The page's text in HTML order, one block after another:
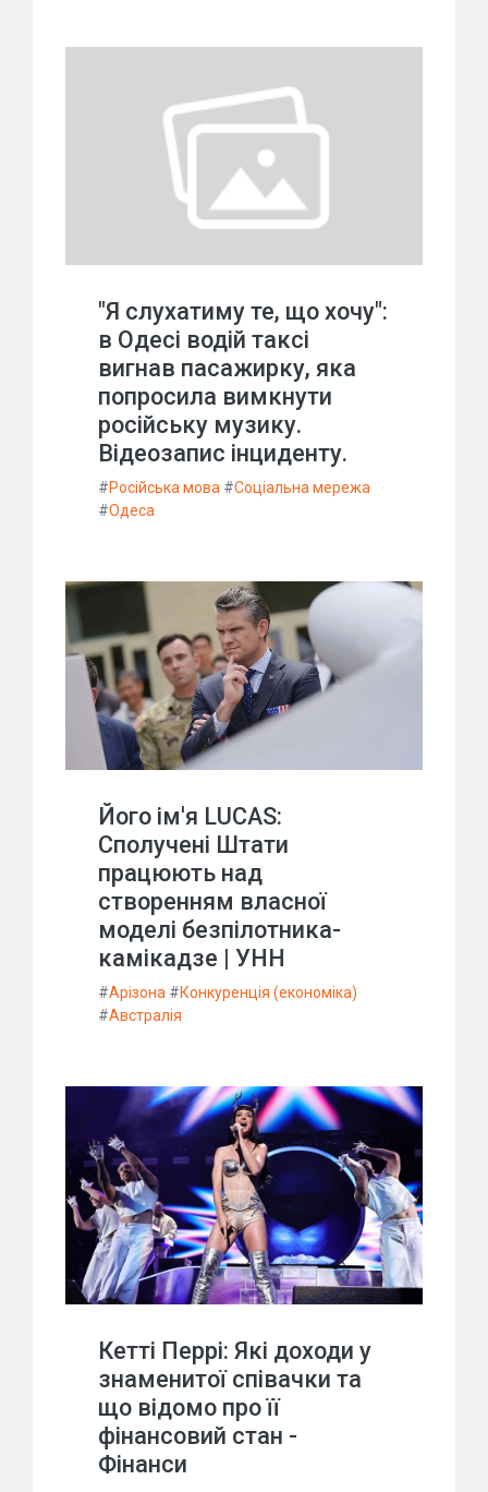
"Я слухатиму те, що хочу":
в Одесі водій таксі
вигнав пасажирку, яка
попросила вимкнути
російську музику.
Відеозапис інциденту.
#Російська мова #Соціальна мережа
#Одеса
Його ім'я LUCAS:
Сполучені Штати
працюють над
створенням власної
моделі безпілотника-
камікадзе | УНН
#Арізона #Конкуренція (економіка)
#Австралія
Кетті Перрі: Які доходи у
знаменитої співачки та
що відомо про її
фінансовий стан -
Фінанси